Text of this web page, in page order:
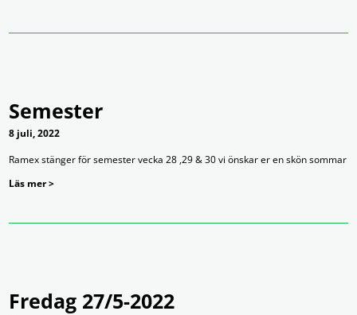
Semester
8 juli, 2022
Ramex stänger för semester vecka 28 ,29 & 30 vi önskar er en skön sommar
Läs mer >
Fredag 27/5-2022